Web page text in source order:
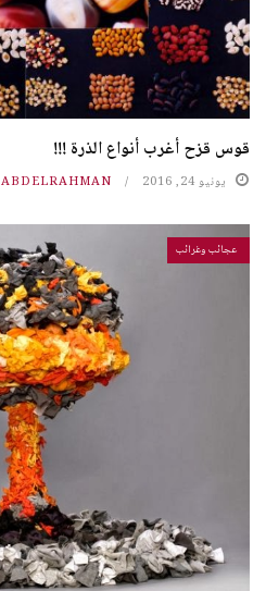
قوس قزح أغرب أنواع الذرة !!!
يونيو 24, 2016 ABDELRAHMAN
عجائب وغرائب